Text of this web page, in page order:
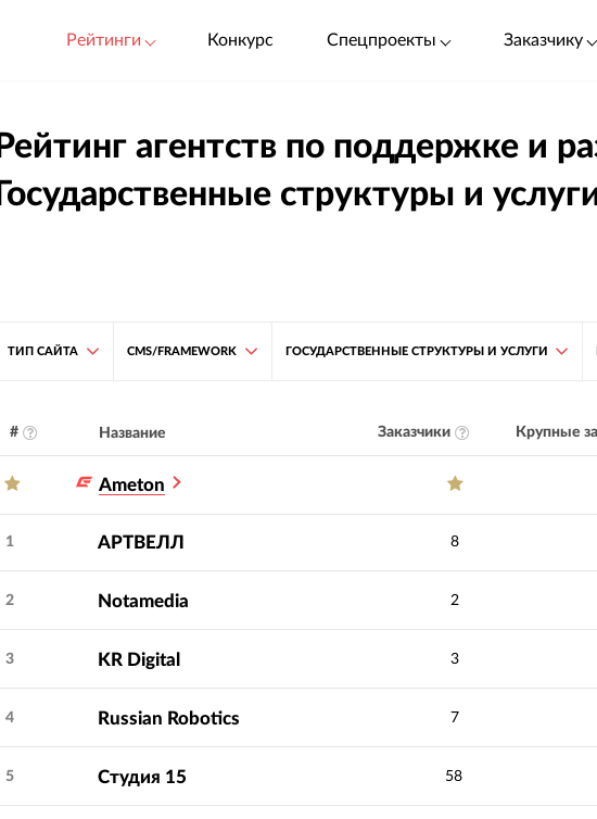
Рейтинги Конкурс Спецпроекты Заказчику
Рейтинг агентств по поддержке и
Государственные структуры и
ТИП САЙТА CMS/FRAMEWORK ГОСУДАРСТВЕННЫЕ СТРУКТУРЫ И УСЛУГИ
# Название Заказчики Крупные
Ameton
1 АРТВЕЛЛ 8
2 Notamedia 2
3 KR Digital 3
4 Russian Robotics 7
5 Студия 15 58